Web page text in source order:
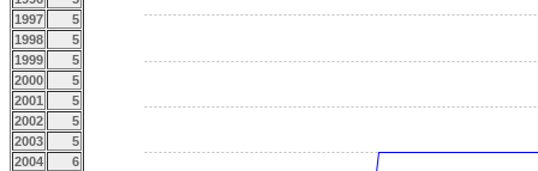
1997
5
1998
5
1999
5
2000
5
2001
5
2002
5
2003
5
2004
6